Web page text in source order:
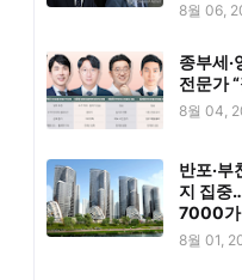
8월 06,
종부세
전문가
8월 04,
반포·부
지 집중
7000가
8월 01,